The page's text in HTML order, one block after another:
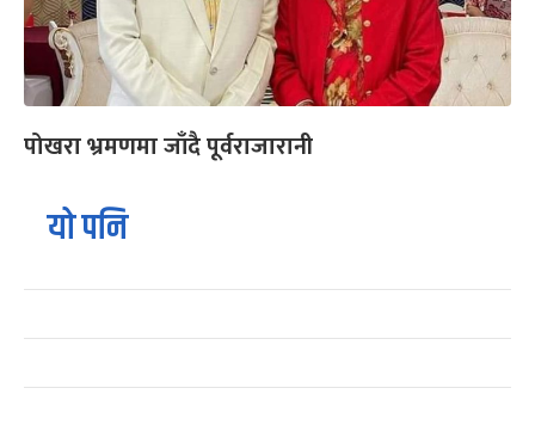
पोखरा भ्रमणमा जाँदै पूर्वराजारानी
यो पनि